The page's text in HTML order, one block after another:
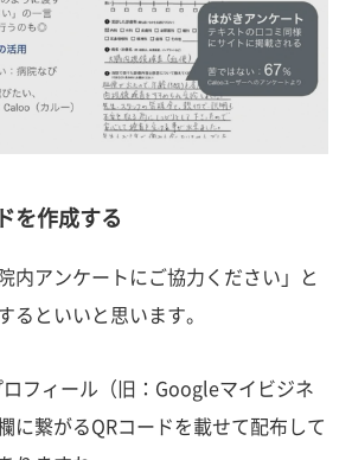
を作成する
内アンケートにご協力ください」と
るといいと思います。
フィール（旧：Googleマイビジネ
に繋がるQRコードを載せて配布して